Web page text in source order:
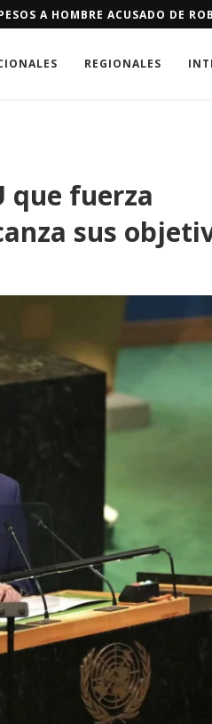
NIEGUE RESIDENCIA DE EEUU
REGIONALES
que fuerza
sus